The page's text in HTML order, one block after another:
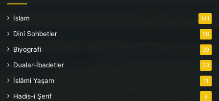
İslam 141
Dini Sohbetler 50
Biyografi 39
Dualar-İbadetler 23
İslâmi Yaşam 11
Hadis-i Şerif 6